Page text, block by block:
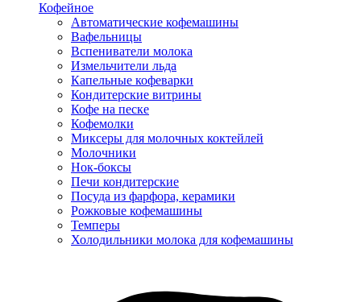
Кофейное
Автоматические кофемашины
Вафельницы
Вспениватели молока
Измельчители льда
Капельные кофеварки
Кондитерские витрины
Кофе на песке
Кофемолки
Миксеры для молочных коктейлей
Молочники
Нок-боксы
Печи кондитерские
Посуда из фарфора, керамики
Рожковые кофемашины
Темперы
Холодильники молока для кофемашины